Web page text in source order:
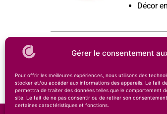
Gérer le consentement
Pour offrir les meilleures expériences, nous utilisons des
stocker et/ou accéder aux informations des appareils. Le fait
permettra de traiter des données telles que le comportement
site. Le fait de ne pas consentir ou de retirer son
certaines caractéristiques et fonctions.
Décor
Partager cet article :
Article Précédent
Vision sculpturale avec le sorbet